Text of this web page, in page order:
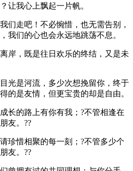
我心上飘起一片帆。
走吧！不必惋惜，也无需告别，
我们的心也会永远地跳荡不息。
，既是往日欢乐的终结，又是未
是河流，多少次想挽留你，终于
的是友情，但更宝贵的却是自由。
的路上有你有我；?不管相逢在
友。??
惜相聚的每一刻；?不管多少个
友。??